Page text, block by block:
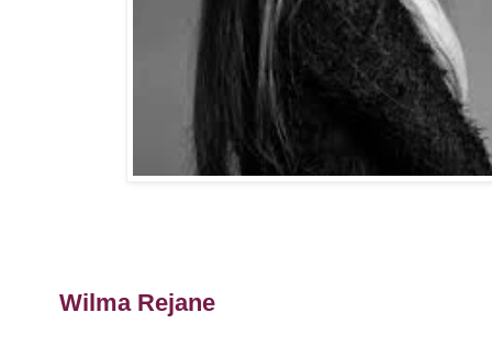
Wilma Rejane